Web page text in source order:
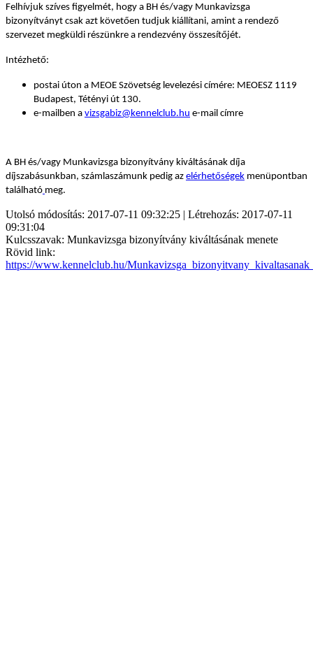
Felhívjuk szíves figyelmét, hogy a BH és/vagy Munkavizsga
bizonyítványt csak azt követően tudjuk kiállítani, amint a rendező
szervezet megküldi részünkre a rendezvény összesítőjét.
Intézhető:
postai úton a MEOE Szövetség levelezési címére: MEOESZ 1119
Budapest, Tétényi út 130.
e-mailben a vizsgabiz@kennelclub.hu e-mail címre
A BH és/vagy Munkavizsga bizonyítvány kiváltásának díja
díjszabásunkban, számlaszámunk pedig az elérhetőségek menüpontban
található meg.
Utolsó módosítás: 2017-07-11 09:32:25 | Létrehozás: 2017-07-11
09:31:04
Kulcsszavak: Munkavizsga bizonyítvány kiváltásának menete
Rövid link:
https://www.kennelclub.hu/